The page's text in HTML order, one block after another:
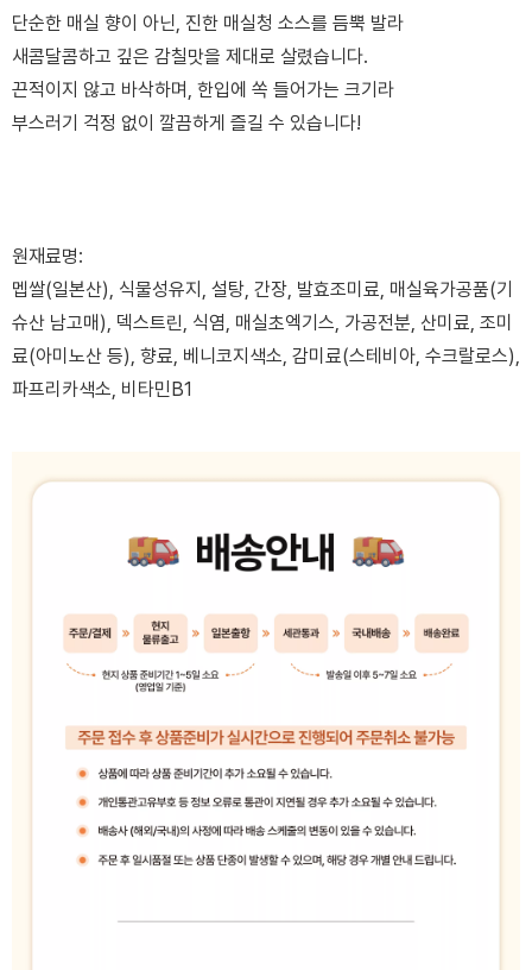
단순한 매실 향이 아닌, 진한 매실청 소스를 듬뿍 발라
새콤달콤하고 깊은 감칠맛을 제대로 살렸습니다.
끈적이지 않고 바삭하며, 한입에 쏙 들어가는 크기라
부스러기 걱정 없이 깔끔하게 즐길 수 있습니다!
원재료명:
멥쌀(일본산), 식물성유지, 설탕, 간장, 발효조미료, 매실육가공품(기
슈산 남고매), 덱스트린, 식염, 매실초엑기스, 가공전분, 산미료, 조미
료(아미노산 등), 향료, 베니코지색소, 감미료(스테비아, 수크랄로스),
파프리카색소, 비타민B1